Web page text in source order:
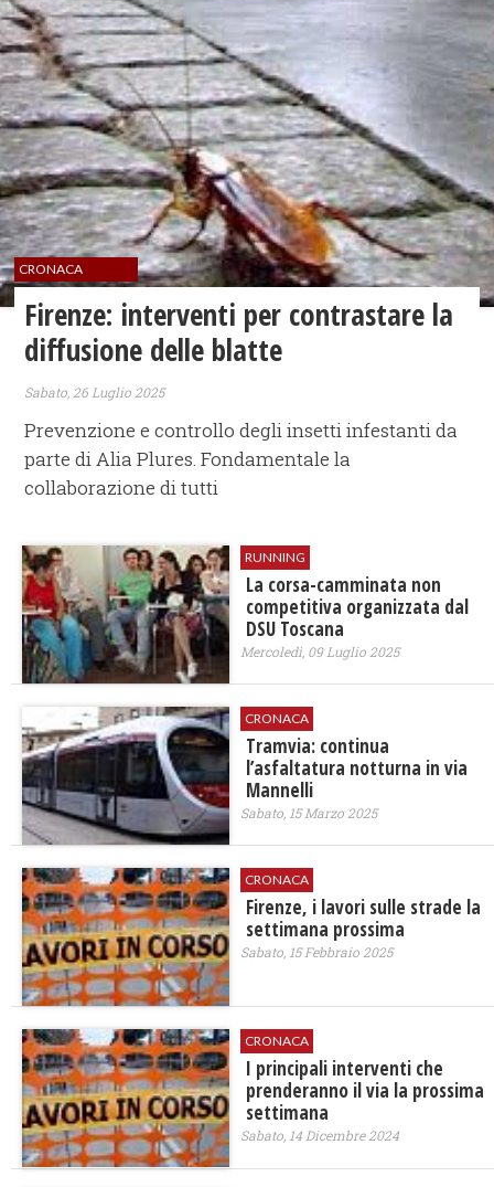
CRONACA
Firenze: interventi per contrastare la
diffusione delle blatte
Sabato, 26 Luglio 2025
Prevenzione e controllo degli insetti infestanti da
parte di Alia Plures. Fondamentale la
collaborazione di tutti
RUNNING
La corsa-camminata non
competitiva organizzata dal
DSU Toscana
Mercoledì, 09 Luglio 2025
CRONACA
Tramvia: continua
l’asfaltatura notturna in via
Mannelli
Sabato, 15 Marzo 2025
CRONACA
Firenze, i lavori sulle strade la
settimana prossima
Sabato, 15 Febbraio 2025
CRONACA
I principali interventi che
prenderanno il via la prossima
settimana
Sabato, 14 Dicembre 2024